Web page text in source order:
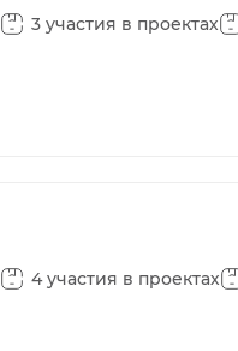
3 участия в проектах
4 участия в проектах